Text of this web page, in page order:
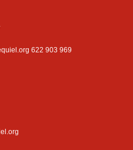
622 903 969